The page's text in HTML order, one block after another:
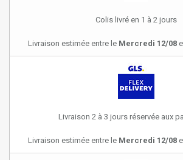
Colis livré en 1 à 2 jours
Livraison estimée entre le Mercredi 12/08
Livraison 2 à 3 jours réservée aux
Livraison estimée entre le Mercredi 12/08